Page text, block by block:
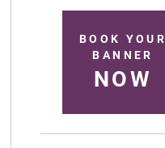
BOOK YOUR
BANNER
NOW